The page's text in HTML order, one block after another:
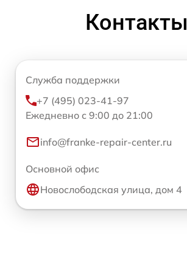
Контакты
Служба поддержки
+7 (495) 023-41-97
Ежедневно с 9:00 до 21:00
info@franke-repair-center.ru
Основной офис
Новослободская улица, дом 4